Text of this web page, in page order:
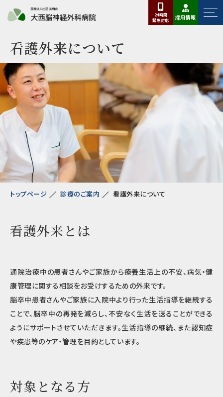
24時間
緊急対応 採用情報
看護外来について
トップページ 診療のご案内 看護外来について
看護外来とは
通院治療中の患者さんやご家族から療養生活上の不安、病気・健
康管理に関する相談をお受けするための外来です。
脳卒中患者さんやご家族に入院中より行った生活指導を継続する
ことで、脳卒中の再発を減らし、不安なく生活を送ることができる
ようにサポートさせていただきます。生活指導の継続、また認知症
や疾患等のケア・管理を目的としています。
対象となる方